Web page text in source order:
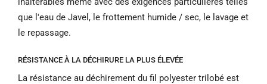
que l'eau de Javel, le frottement humide / sec, le lavage et
le repassage.
RÉSISTANCE À LA DÉCHIRURE LA PLUS ÉLEVÉE
La résistance au déchirement du fil polyester trilobé est